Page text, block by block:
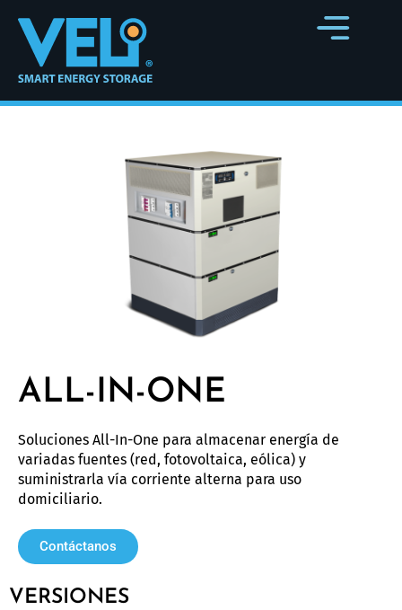
ALL-IN-ONE
Soluciones All-In-One para almacenar energía de
variadas fuentes (red, fotovoltaica, eólica) y
suministrarla vía corriente alterna para uso
domiciliario.
Contáctanos
VERSIONES